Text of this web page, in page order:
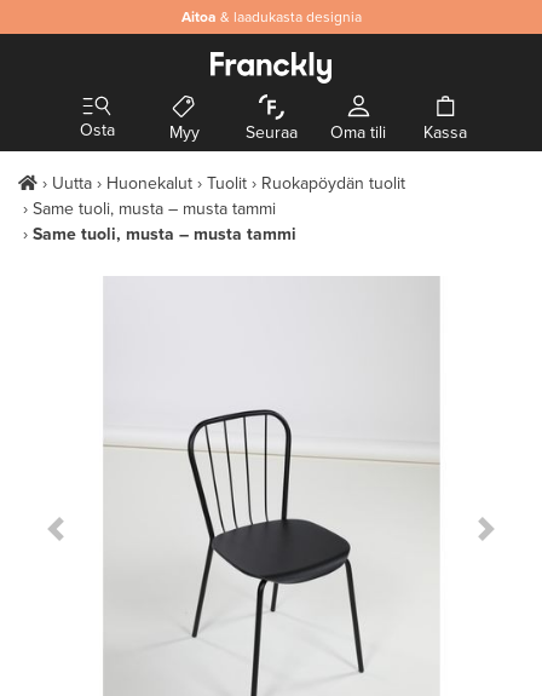
Aitoa & laadukasta designia
Osta Myy Seuraa Oma tili Kassa
Uutta Huonekalut Tuolit
Ruokapöydän tuolit
Same tuoli, musta – musta tammi
Same tuoli, musta – musta tammi
Previous Slide Next